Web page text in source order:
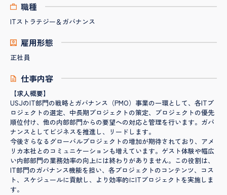
職種
ITストラテジー＆ガバナンス
雇用形態
正社員
仕事内容
【求人概要】
USJのIT部門の戦略とガバナンス（PMO）事業の一環として、各ITプ
ロジェクトの選定、中長期プロジェクトの策定、プロジェクトの優先
順位付け、他の内部部門からの要望への対応と管理を行います。ガバ
ナンスとしてビジネスを推進し、リードします。
今後さらなるグローバルプロジェクトの増加が期待されており、アメ
リカ本社とのコミュニケーションも増えています。ゲスト体験や幅広
い内部部門の業務効率の向上には終わりがありません。この役割は、
IT部門のガバナンス機能を担い、各プロジェクトのコンテンツ、コス
ト、スケジュールに貢献し、より効率的にITプロジェクトを実施しま
す。